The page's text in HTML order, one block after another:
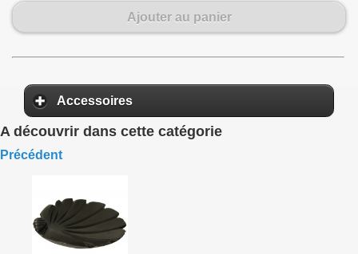
Ajouter au panier
Accessoires
A découvrir dans cette catégorie
Précédent